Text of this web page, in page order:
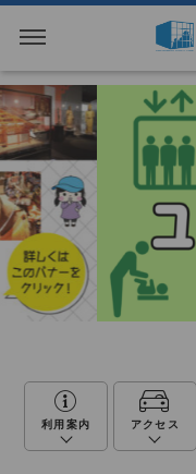
利用案内 アクセス
MENU
トップページ
利用案内
展示・展覧会
もよおし
閲覧サ
やさし
テキストにル
音声読み上げ
アクセシビリ
文字サ
標準